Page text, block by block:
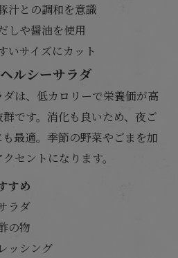
汁との調和を意識
しや醤油を使用
いサイズにカット
ルシーサラダ
は、低カロリーで栄養価が高
です。消化も良いため、夜ご
最適。季節の野菜やごまを加
セントになります。
すめ
ラダ
の物
ッシング